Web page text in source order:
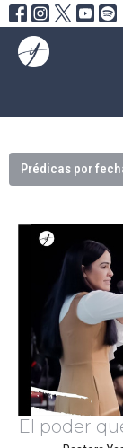
Prédicas por
El poder